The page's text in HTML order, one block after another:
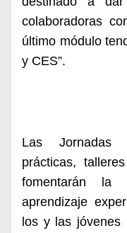
colaboradoras
último módulo
y CES”.
Las Jornadas
prácticas,
fomentarán la
aprendizaje
los y las jóvenes